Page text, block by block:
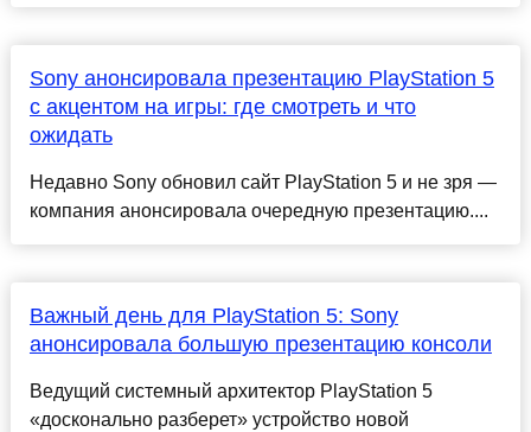
Sony анонсировала презентацию PlayStation 5
с акцентом на игры: где смотреть и что
ожидать
Недавно Sony обновил сайт PlayStation 5 и не зря —
компания анонсировала очередную презентацию....
Важный день для PlayStation 5: Sony
анонсировала большую презентацию консоли
Ведущий системный архитектор PlayStation 5
«досконально разберет» устройство новой